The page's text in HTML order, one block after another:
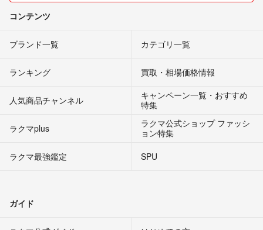
コンテンツ
ブランド一覧 カテゴリ一覧
ランキング 買取・相場価格情報
人気商品チャンネル
キャンペーン一覧・おすすめ
特集
ラクマplus
ラクマ公式ショップ ファッシ
ョン特集
ラクマ最強鑑定
SPU
ガイド